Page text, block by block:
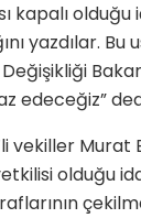
kapalı olduğu
yazdılar. Bu
edeceğiz”
vekiller Murat
olduğu